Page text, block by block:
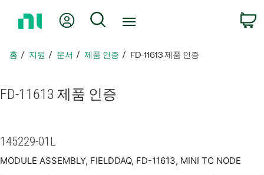
지
아
내 계정 검색
홈 지원 문서 제품 인증 FD-11613 제품 인증
FD-11613 제품 인증
145229-01L
MODULE ASSEMBLY, FIELDDAQ, FD-11613, MINI TC NODE